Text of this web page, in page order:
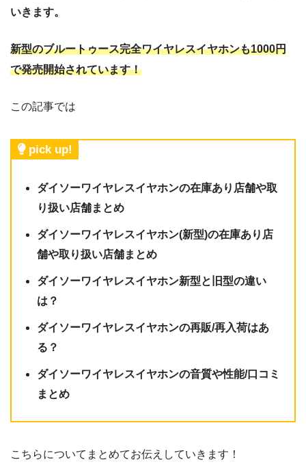
いきます。
新型のブルートゥース完全ワイヤレスイヤホンも1000円
で発売開始されています！
この記事では
pick up!
ダイソーワイヤレスイヤホンの在庫あり店舗や取
り扱い店舗まとめ
ダイソーワイヤレスイヤホン(新型)の在庫あり店
舗や取り扱い店舗まとめ
ダイソーワイヤレスイヤホン新型と旧型の違い
は？
ダイソーワイヤレスイヤホンの再販/再入荷はあ
る？
ダイソーワイヤレスイヤホンの音質や性能/口コミ
まとめ
こちらについてまとめてお伝えしていきます！